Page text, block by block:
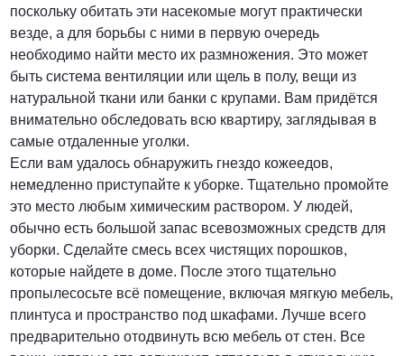
поскольку обитать эти насекомые могут практически
везде, а для борьбы с ними в первую очередь
необходимо найти место их размножения. Это может
быть система вентиляции или щель в полу, вещи из
натуральной ткани или банки с крупами. Вам придётся
внимательно обследовать всю квартиру, заглядывая в
самые отдаленные уголки.
Если вам удалось обнаружить гнездо кожеедов,
немедленно приступайте к уборке. Тщательно промойте
это место любым химическим раствором. У людей,
обычно есть большой запас всевозможных средств для
уборки. Сделайте смесь всех чистящих порошков,
которые найдете в доме. После этого тщательно
пропылесосьте всё помещение, включая мягкую мебель,
плинтуса и пространство под шкафами. Лучше всего
предварительно отодвинуть всю мебель от стен. Все